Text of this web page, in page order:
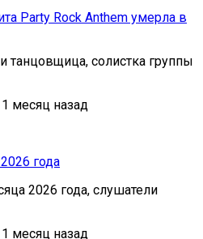
Party Rock Anthem умерла в
танцовщица, солистка группы
1 месяц назад
года
2026 года, слушатели
1 месяц назад